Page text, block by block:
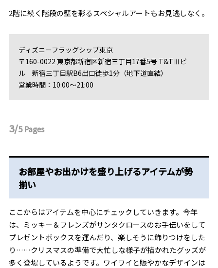
2階に続く階段の壁を彩るスペシャルアートもお見逃しなく。
ディズニーフラッグシップ東京
〒160-0022 東京都新宿区新宿三丁目17番5号 T&TⅢビ
ル 新宿三丁目駅B6出口徒歩1分（地下道直結）
営業時間：10:00～21:00
3/5Pages
お部屋やお出かけを盛り上げるアイテムが勢
揃い
ここからはアイテムを中心にチェックしていきます。今年
は、ミッキー＆フレンズがサンタクロースのお手伝いをして
プレゼントボックスを運んだり、楽しそうに飾りつけをした
り……クリスマスの準備で大忙しな様子が描かれたグッズが
多く登場しているようです。ワイワイと賑やかなデザインは